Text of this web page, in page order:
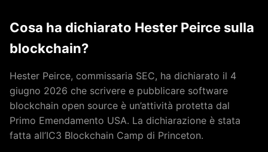
Cosa ha dichiarato Hester Peirce sulla
blockchain?
Hester Peirce, commissaria SEC, ha dichiarato il 4
giugno 2026 che scrivere e pubblicare software
blockchain open source è un’attività protetta dal
Primo Emendamento USA. La dichiarazione è stata
fatta all’IC3 Blockchain Camp di Princeton.